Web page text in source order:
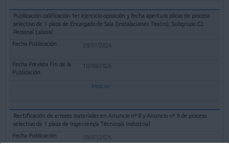
Publicación calificación 1er ejercicio oposición y fecha apertura plicas de proceso
selectivo de 1 plaza de Encargado de Sala (Instalaciones Teatro), Subgrupo C2.
Personal Laboral
09/07/2026
10/08/2026
Mostrar
Rectificación de errores materiales en Anuncio nº 8 y Anuncio nº 9 de proceso
selectivo de 1 plaza de Ingeniero/a Técnico/a Industrial
09/07/2026